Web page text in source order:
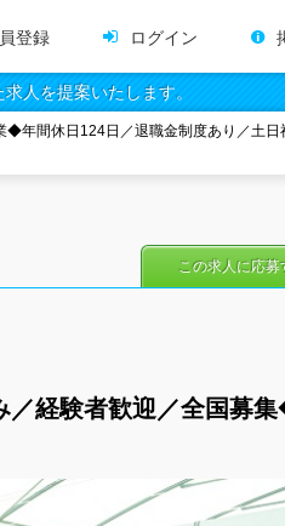
登録 ログイン
人を提案いたします。
◆年間休日124日／退職金制度あり／土
／経験者歓迎／全国募
この求人に応募